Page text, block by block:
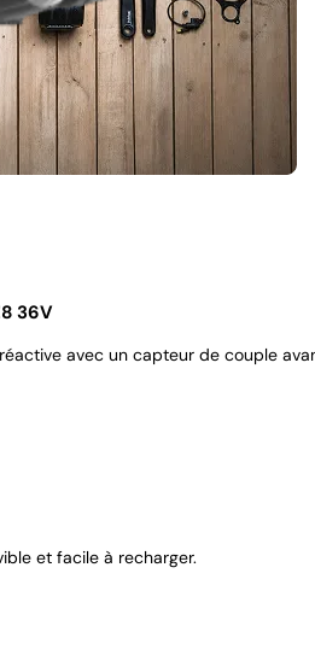
36V
avec un capteur de couple
et facile à recharger.